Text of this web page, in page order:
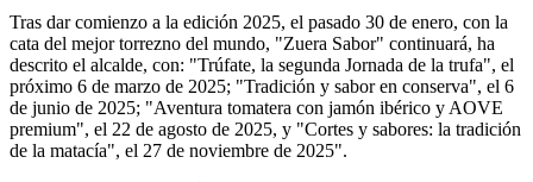
Tras dar comienzo a la edición 2025, el pasado 30 de enero, con la
cata del mejor torrezno del mundo, "Zuera Sabor" continuará, ha
descrito el alcalde, con: "Trúfate, la segunda Jornada de la trufa", el
próximo 6 de marzo de 2025; "Tradición y sabor en conserva", el 6
de junio de 2025; "Aventura tomatera con jamón ibérico y AOVE
premium", el 22 de agosto de 2025, y "Cortes y sabores: la tradición
de la matacía", el 27 de noviembre de 2025".